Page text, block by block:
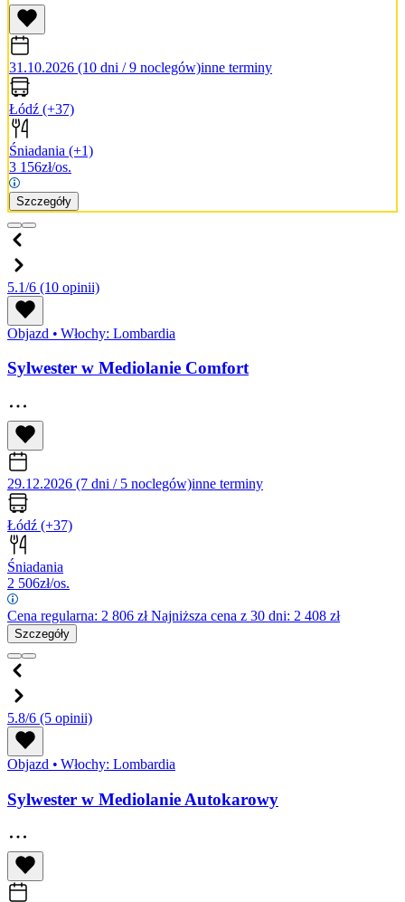
31.10.2026 (10 dni / 9 noclegów)inne terminy
Łódź (+37)
Śniadania (+1)
3 156zł/os.
Szczegóły
5.1/6 (10 opinii)
Objazd • Włochy: Lombardia
Sylwester w Mediolanie Comfort
29.12.2026 (7 dni / 5 noclegów)inne terminy
Łódź (+37)
Śniadania
2 506zł/os.
Cena regularna: 2 806 złNajniższa cena z 30 dni: 2 408 zł
Szczegóły
5.8/6 (5 opinii)
Objazd • Włochy: Lombardia
Sylwester w Mediolanie Autokarowy